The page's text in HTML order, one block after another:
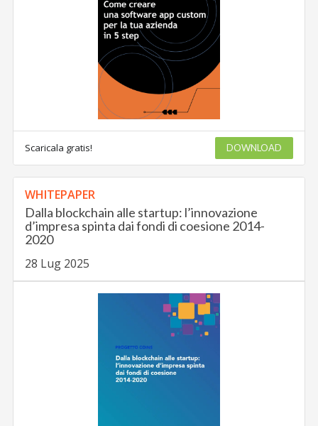
Scaricala gratis! DOWNLOAD
WHITEPAPER
Dalla blockchain alle startup: l’innovazione
d’impresa spinta dai fondi di coesione 2014-
2020
28 Lug 2025